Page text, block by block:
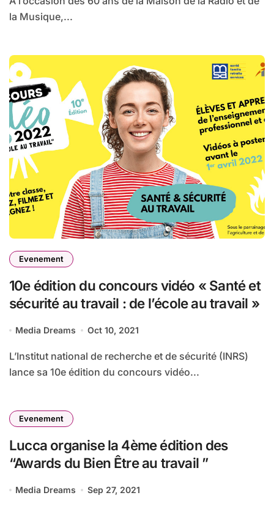
la Musique,...
Evenement
10e édition du concours vidéo « Santé et
sécurité au travail : de l’école au travail »
Media Dreams Oct 10, 2021
L’Institut national de recherche et de sécurité (INRS)
lance sa 10e édition du concours vidéo...
Evenement
Lucca organise la 4ème édition des
“Awards du Bien Être au travail ”
Media Dreams Sep 27, 2021